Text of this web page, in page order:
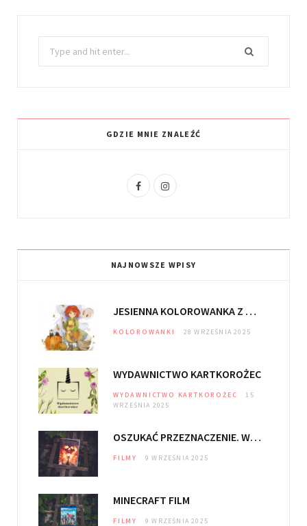
GDZIE MNIE ZNALEŹĆ
F
I
m
NAJNOWSZE WPISY
JESIENNA KOLOROWANKA Z DOLINY CZARODZIEJEK
KOLOROWANKI 28 WRZEŚNIA 2025
WYDAWNICTWO KARTKOROŻEC
WYDAWNICTWO KARTKOROŻEC
15
WRZEŚNIA 2025
OSZUKAĆ PRZEZNACZENIE. WIĘZY KRWI
FILMY 9 WRZEŚNIA 2025
MINECRAFT FILM
FILMY 9 WRZEŚNIA 2025